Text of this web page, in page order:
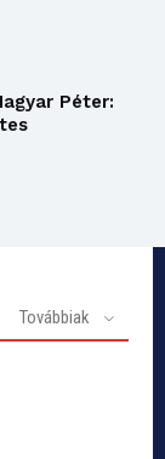
Péter:
Továbbiak